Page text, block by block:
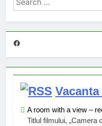
for:
Facebook
A room with a view –
Titlul filmului, „Camera